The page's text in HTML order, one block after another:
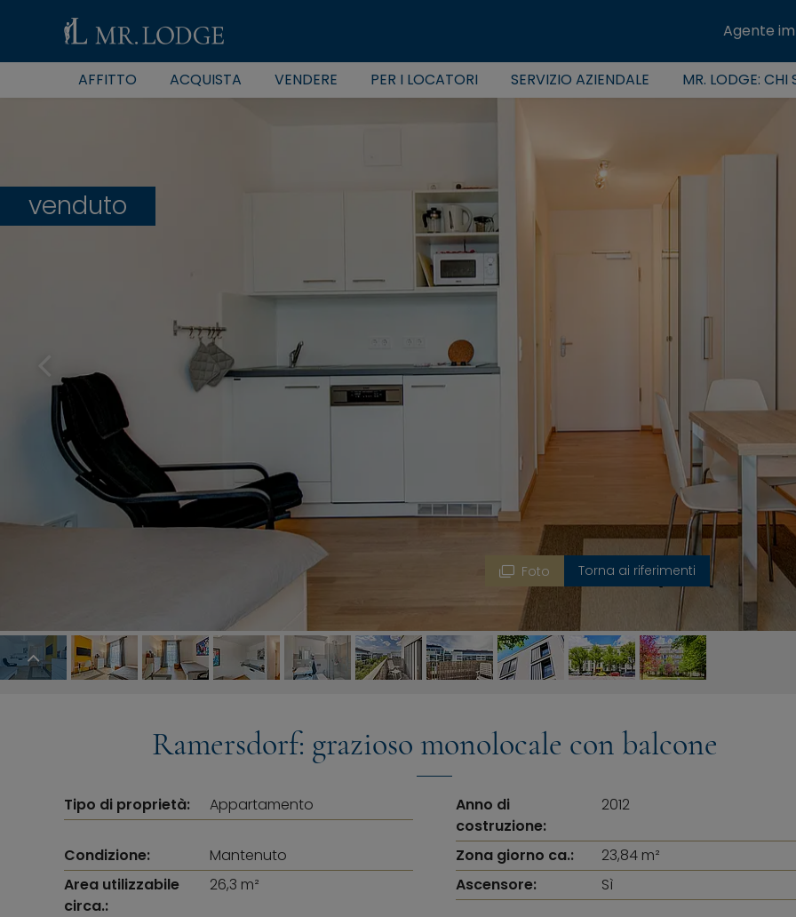
Agente
AFFITTO ACQUISTA VENDERE PER I LOCATORI SERVIZIO AZIENDALE MR. LODGE: CHI
Foto Torna ai riferimenti
venduto
Ramersdorf: grazioso monolocale con balcone
Tipo di proprietà: Appartamento
Anno di
costruzione:
2012
Condizione: Mantenuto Zona giorno ca.:
23,84 m²
Area utilizzabile
circa.:
26,3 m² Ascensore: Sì